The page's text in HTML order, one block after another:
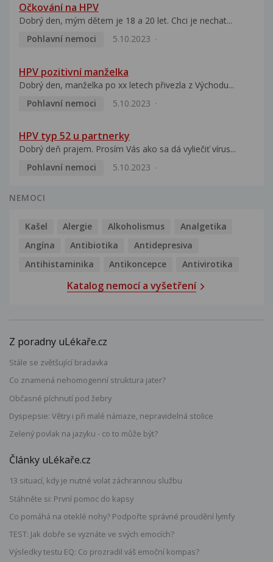
Očkování na HPV
Dobrý den, mým dětem je 18 a 20 let. Chci je nechat...
Pohlavní nemoci
5.10.2023
HPV pozitivní manželka
Dobrý den, manželka po xx letech přivezla z Východu...
Pohlavní nemoci
5.10.2023
HPV typ 52 u partnerky
Dobrý deň prajem. Prosím Vás ako sa dá vyliečiť vírus...
Pohlavní nemoci
5.10.2023
NEMOCI
Kašel Alergie Alkoholismus
Analgetika
Angína
Antibiotika
Antidepresiva
Antihistaminika
Antikoncepce Antivirotika
Katalog nemocí a vyšetření
Z poradny uLékaře.cz
Stále se zvětšující bradavka
Co znamená nehomogenní struktura jater?
Občasné píchnutí pod žebry
Dyspepsie: Větry i při malé námaze, nepravidelná stolice
Zelený povlak na jazyku - co to může být?
Články uLékaře.cz
13 situací, kdy je nutné volat záchrannou službu
Stáhněte si: První pomoc do kapsy
Co pomáhá na oteklé nohy? Podpořte správné proudění lymfy
TEST: Jak dobře se vyznáte ve svých emocích?
Výsledky testu EQ: Co prozradil váš emoční kompas?